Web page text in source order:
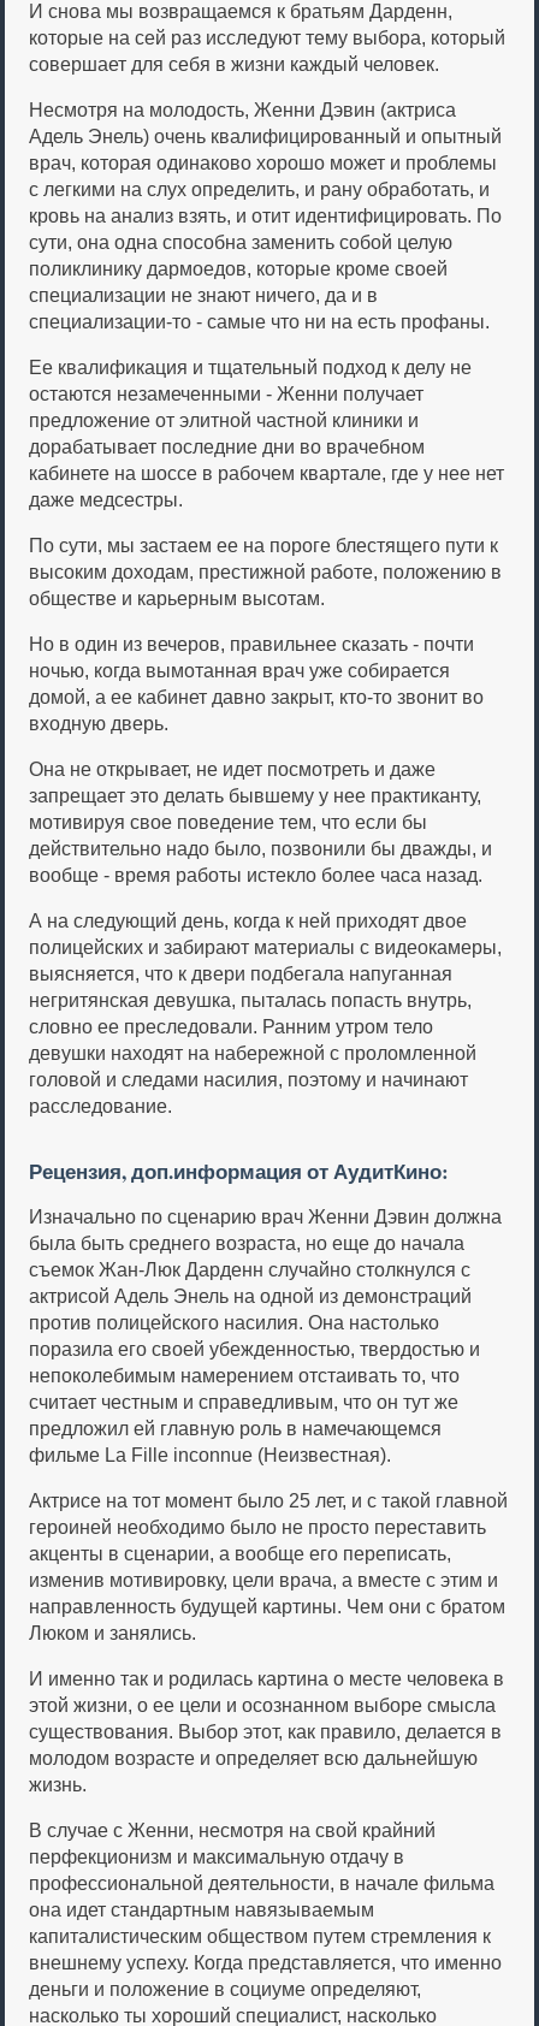
И снова мы возвращаемся к братьям Дарденн,
которые на сей раз исследуют тему выбора, который
совершает для себя в жизни каждый человек.
Несмотря на молодость, Женни Дэвин (актриса
Адель Энель) очень квалифицированный и опытный
врач, которая одинаково хорошо может и проблемы
с легкими на слух определить, и рану обработать, и
кровь на анализ взять, и отит идентифицировать. По
сути, она одна способна заменить собой целую
поликлинику дармоедов, которые кроме своей
специализации не знают ничего, да и в
специализации-то - самые что ни на есть профаны.
Ее квалификация и тщательный подход к делу не
остаются незамеченными - Женни получает
предложение от элитной частной клиники и
дорабатывает последние дни во врачебном
кабинете на шоссе в рабочем квартале, где у нее нет
даже медсестры.
По сути, мы застаем ее на пороге блестящего пути к
высоким доходам, престижной работе, положению в
обществе и карьерным высотам.
Но в один из вечеров, правильнее сказать - почти
ночью, когда вымотанная врач уже собирается
домой, а ее кабинет давно закрыт, кто-то звонит во
входную дверь.
Она не открывает, не идет посмотреть и даже
запрещает это делать бывшему у нее практиканту,
мотивируя свое поведение тем, что если бы
действительно надо было, позвонили бы дважды, и
вообще - время работы истекло более часа назад.
А на следующий день, когда к ней приходят двое
полицейских и забирают материалы с видеокамеры,
выясняется, что к двери подбегала напуганная
негритянская девушка, пыталась попасть внутрь,
словно ее преследовали. Ранним утром тело
девушки находят на набережной с проломленной
головой и следами насилия, поэтому и начинают
расследование.
Рецензия, доп.информация от АудитКино:
Изначально по сценарию врач Женни Дэвин должна
была быть среднего возраста, но еще до начала
съемок Жан-Люк Дарденн случайно столкнулся с
актрисой Адель Энель на одной из демонстраций
против полицейского насилия. Она настолько
поразила его своей убежденностью, твердостью и
непоколебимым намерением отстаивать то, что
считает честным и справедливым, что он тут же
предложил ей главную роль в намечающемся
фильме La Fille inconnue (Неизвестная).
Актрисе на тот момент было 25 лет, и с такой главной
героиней необходимо было не просто переставить
акценты в сценарии, а вообще его переписать,
изменив мотивировку, цели врача, а вместе с этим и
направленность будущей картины. Чем они с братом
Люком и занялись.
И именно так и родилась картина о месте человека в
этой жизни, о ее цели и осознанном выборе смысла
существования. Выбор этот, как правило, делается в
молодом возрасте и определяет всю дальнейшую
жизнь.
В случае с Женни, несмотря на свой крайний
перфекционизм и максимальную отдачу в
профессиональной деятельности, в начале фильма
она идет стандартным навязываемым
капиталистическим обществом путем стремления к
внешнему успеху. Когда представляется, что именно
деньги и положение в социуме определяют,
насколько ты хороший специалист, насколько